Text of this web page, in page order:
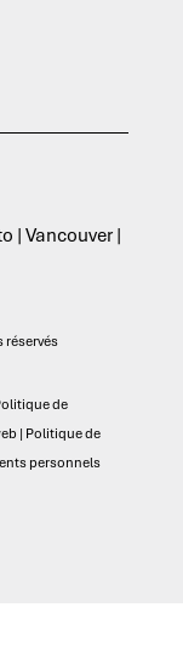
| Vancouver |
réservés
de
| Politique de
personnels